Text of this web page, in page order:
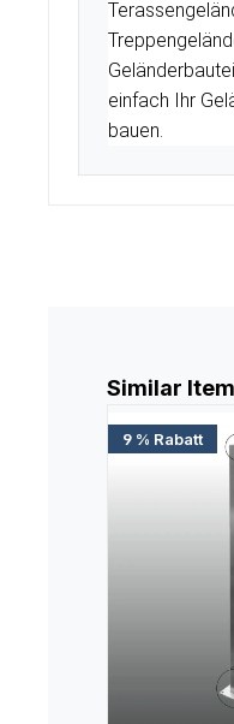
einfach Ihr
bauen.
Similar
9 % Rabatt